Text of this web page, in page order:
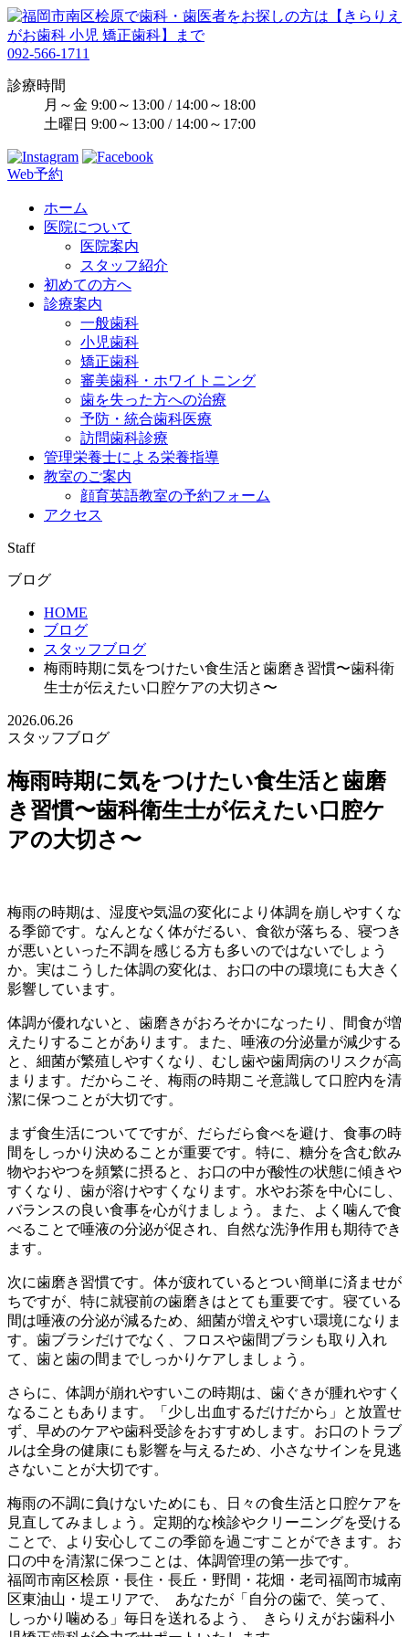
092-566-1711
診療時間
月～金 9:00～13:00 / 14:00～18:00
土曜日 9:00～13:00 / 14:00～17:00
Web予約
ホーム
医院について
医院案内
スタッフ紹介
初めての方へ
診療案内
一般歯科
小児歯科
矯正歯科
審美歯科・ホワイトニング
歯を失った方への治療
予防・統合歯科医療
訪問歯科診療
管理栄養士による栄養指導
教室のご案内
顔育英語教室の予約フォーム
アクセス
Staff
ブログ
HOME
ブログ
スタッフブログ
梅雨時期に気をつけたい食生活と歯磨き習慣〜歯科衛
生士が伝えたい口腔ケアの大切さ〜
2026.06.26
スタッフブログ
梅雨時期に気をつけたい食生活と歯磨
き習慣〜歯科衛生士が伝えたい口腔ケ
アの大切さ〜
梅雨の時期は、湿度や気温の変化により体調を崩しやすくな
る季節です。なんとなく体がだるい、食欲が落ちる、寝つき
が悪いといった不調を感じる方も多いのではないでしょう
か。実はこうした体調の変化は、お口の中の環境にも大きく
影響しています。
体調が優れないと、歯磨きがおろそかになったり、間食が増
えたりすることがあります。また、唾液の分泌量が減少する
と、細菌が繁殖しやすくなり、むし歯や歯周病のリスクが高
まります。だからこそ、梅雨の時期こそ意識して口腔内を清
潔に保つことが大切です。
まず食生活についてですが、だらだら食べを避け、食事の時
間をしっかり決めることが重要です。特に、糖分を含む飲み
物やおやつを頻繁に摂ると、お口の中が酸性の状態に傾きや
すくなり、歯が溶けやすくなります。水やお茶を中心にし、
バランスの良い食事を心がけましょう。また、よく噛んで食
べることで唾液の分泌が促され、自然な洗浄作用も期待でき
ます。
次に歯磨き習慣です。体が疲れているとつい簡単に済ませが
ちですが、特に就寝前の歯磨きはとても重要です。寝ている
間は唾液の分泌が減るため、細菌が増えやすい環境になりま
す。歯ブラシだけでなく、フロスや歯間ブラシも取り入れ
て、歯と歯の間までしっかりケアしましょう。
さらに、体調が崩れやすいこの時期は、歯ぐきが腫れやすく
なることもあります。「少し出血するだけだから」と放置せ
ず、早めのケアや歯科受診をおすすめします。お口のトラブ
ルは全身の健康にも影響を与えるため、小さなサインを見逃
さないことが大切です。
梅雨の不調に負けないためにも、日々の食生活と口腔ケアを
見直してみましょう。定期的な検診やクリーニングを受ける
ことで、より安心してこの季節を過ごすことができます。お
口の中を清潔に保つことは、体調管理の第一歩です。
福岡市南区桧原・長住・長丘・野間・花畑・老司福岡市城南
区東油山・堤エリアで、 あなたが「自分の歯で、笑って、
しっかり噛める」毎日を送れるよう、 きらりえがお歯科小